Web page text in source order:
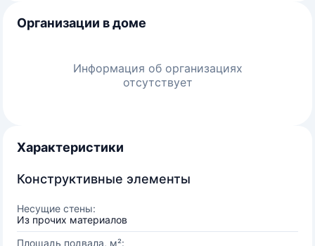
Организации в доме
Информация об организациях
отсутствует
Характеристики
Конструктивные элементы
Несущие стены:
Из прочих материалов
Площадь подвала, м²: